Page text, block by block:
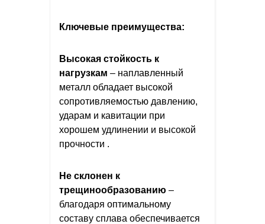
Ключевые преимущества:
Высокая стойкость к
нагрузкам – наплавленный
металл обладает высокой
сопротивляемостью давлению,
ударам и кавитации при
хорошем удлинении и высокой
прочности .
Не склонен к
трещинообразованию –
благодаря оптимальному
составу сплава обеспечивается